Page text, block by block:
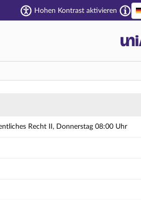
Hohen Kontrast aktivieren
Uhr - Details
Recht II, Donnerstag 08:00 Uhr